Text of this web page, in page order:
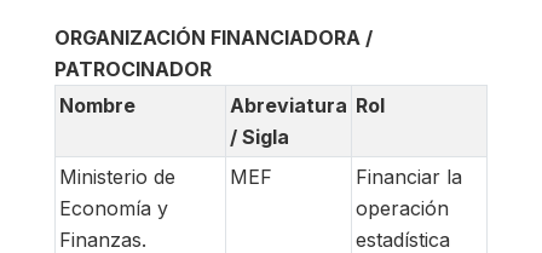
ORGANIZACIÓN FINANCIADORA /
PATROCINADOR
Nombre
Abreviatura
/ Sigla
Rol
Ministerio de
Economía y
Finanzas.
MEF
Financiar la
operación
estadística